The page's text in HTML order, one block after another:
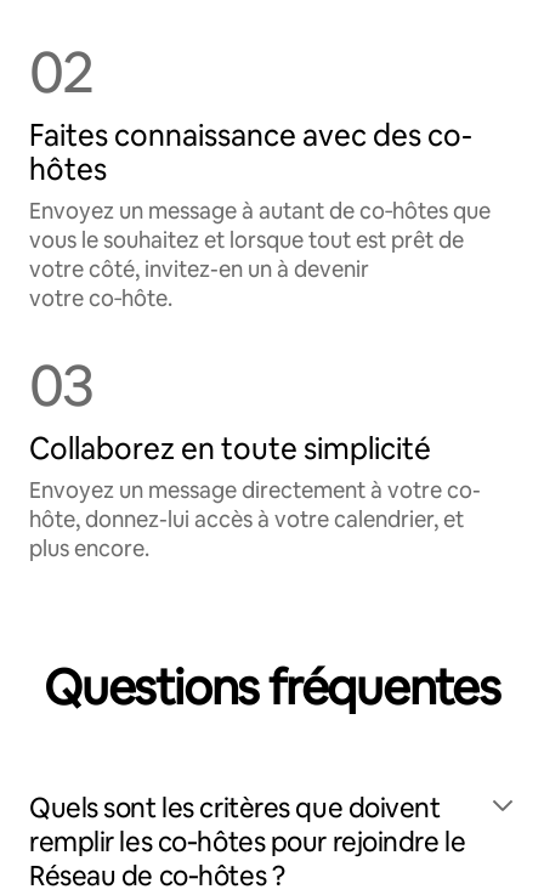
02
Faites connaissance avec des co-
hôtes
Envoyez un message à autant de co‑hôtes que
vous le souhaitez et lorsque tout est prêt de
votre côté, invitez-en un à devenir
votre co‑hôte.
03
Collaborez en toute simplicité
Envoyez un message directement à votre co-
hôte, donnez-lui accès à votre calendrier, et
plus encore.
Questions fréquentes
Quels sont les critères que doivent
remplir les co‑hôtes pour rejoindre le
Réseau de co‑hôtes ?